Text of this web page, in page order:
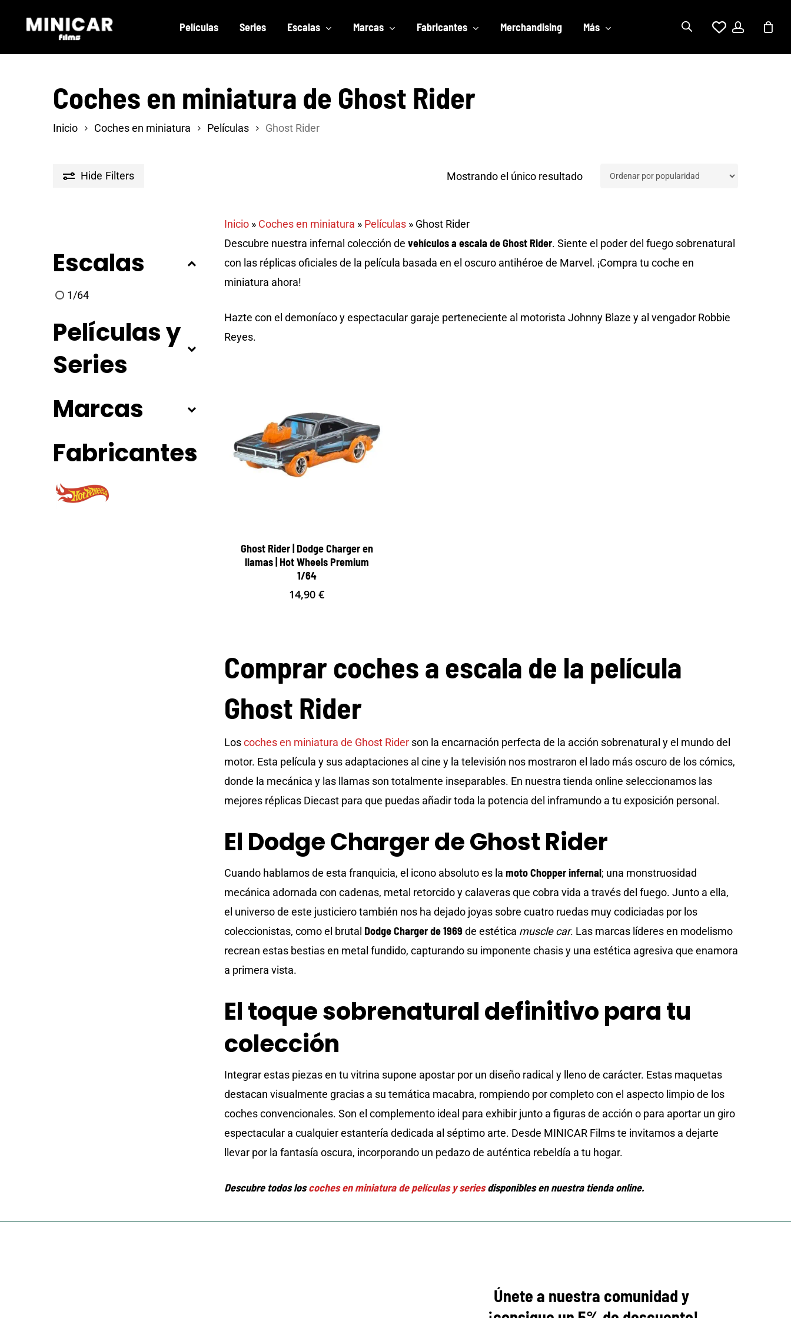
Películas Series Escalas Marcas Fabricantes Merchandising Más account
Coches en miniatura de Ghost Rider
Inicio Coches en miniatura Películas Ghost Rider
Hide Filters Mostrando el único resultado
Escalas
1/64
Películas y
Series
Marcas
Fabricantes
Inicio » Coches en miniatura » Películas » Ghost Rider
Descubre nuestra infernal colección de vehículos a escala de Ghost Rider. Siente el poder del fuego sobrenatural
con las réplicas oficiales de la película basada en el oscuro antihéroe de Marvel. ¡Compra tu coche en
miniatura ahora!
Hazte con el demoníaco y espectacular garaje perteneciente al motorista Johnny Blaze y al vengador Robbie
Reyes.
Ghost Rider | Dodge Charger en
llamas | Hot Wheels Premium
1/64
14,90€
Comprar coches a escala de la película
Ghost Rider
Loscoches en miniatura de Ghost Rider son la encarnación perfecta de la acción sobrenatural y el mundo del
motor. Esta película y sus adaptaciones al cine y la televisión nos mostraron el lado más oscuro de los cómics,
donde la mecánica y las llamas son totalmente inseparables. En nuestra tienda online seleccionamos las
mejores réplicas Diecast para que puedas añadir toda la potencia del inframundo a tu exposición personal.
El Dodge Charger de Ghost Rider
Cuando hablamos de esta franquicia, el icono absoluto es la moto Chopper infernal; una monstruosidad
mecánica adornada con cadenas, metal retorcido y calaveras que cobra vida a través del fuego. Junto a ella,
el universo de este justiciero también nos ha dejado joyas sobre cuatro ruedas muy codiciadas por los
coleccionistas, como el brutal Dodge Charger de 1969 de estética muscle car. Las marcas líderes en modelismo
recrean estas bestias en metal fundido, capturando su imponente chasis y una estética agresiva que enamora
a primera vista.
El toque sobrenatural definitivo para tu
colección
Integrar estas piezas en tu vitrina supone apostar por un diseño radical y lleno de carácter. Estas maquetas
destacan visualmente gracias a su temática macabra, rompiendo por completo con el aspecto limpio de los
coches convencionales. Son el complemento ideal para exhibir junto a figuras de acción o para aportar un giro
espectacular a cualquier estantería dedicada al séptimo arte. Desde MINICAR Films te invitamos a dejarte
llevar por la fantasía oscura, incorporando un pedazo de auténtica rebeldía a tu hogar.
Descubre todos loscoches en miniatura de películas y seriesdisponibles en nuestra tienda online.
Únete a nuestra comunidad y